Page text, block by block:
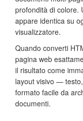
profondità di colore.
appare identica su
visualizzatore.
Quando converti
pagina web
il risultato come
layout visivo —
formato facile da
documenti.